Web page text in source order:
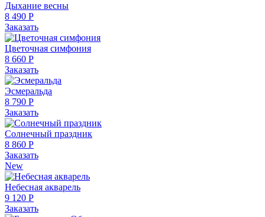
Дыхание весны
8 490 Р
Заказать
Цветочная симфония
8 660 Р
Заказать
Эсмеральда
8 790 Р
Заказать
Солнечный праздник
8 860 Р
Заказать
New
Небесная акварель
9 120 Р
Заказать